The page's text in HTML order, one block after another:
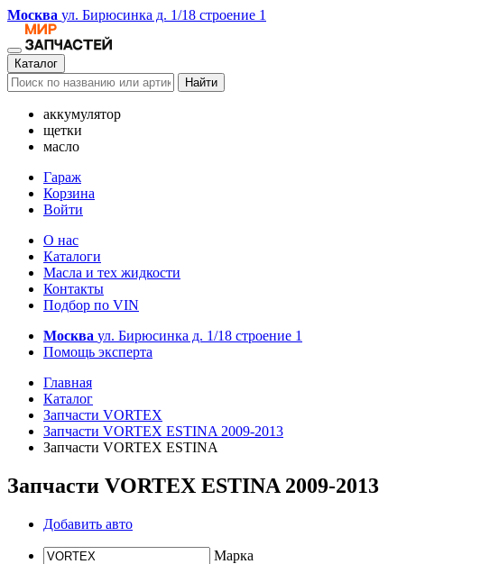
Москва ул. Бирюсинка д. 1/18 строение 1
Каталог
Найти
аккумулятор
щетки
масло
Гараж
Корзина
Войти
О нас
Каталоги
Масла и тех жидкости
Контакты
Подбор по VIN
Москва ул. Бирюсинка д. 1/18 строение 1
Помощь эксперта
Главная
Каталог
Запчасти VORTEX
Запчасти VORTEX ESTINA 2009-2013
Запчасти VORTEX ESTINA
Запчасти VORTEX ESTINA 2009-2013
Добавить авто
Марка